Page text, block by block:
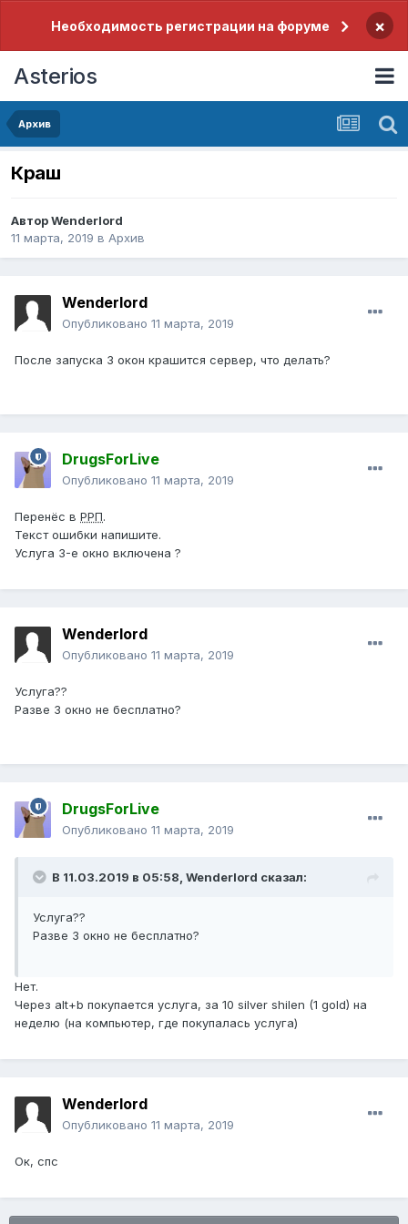
Необходимость регистрации на форуме ×
Asterios
Архив
Краш
АвторWenderlord
11 марта, 2019 в Архив
Wenderlord
Опубликовано 11 марта, 2019
После запуска 3 окон крашится сервер, что делать?
DrugsForLive
Опубликовано 11 марта, 2019
Перенёс в РРП.
Текст ошибки напишите.
Услуга 3-е окно включена ?
Wenderlord
Опубликовано 11 марта, 2019
Услуга??
Разве 3 окно не бесплатно?
DrugsForLive
Опубликовано 11 марта, 2019
В 11.03.2019 в 05:58, Wenderlord сказал:
Услуга??
Разве 3 окно не бесплатно?
Нет.
Через alt+b покупается услуга, за 10 silver shilen (1 gold) на
неделю (на компьютер, где покупалась услуга)
Wenderlord
Опубликовано 11 марта, 2019
Ок, спс